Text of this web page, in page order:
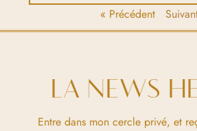
« Précédent
LA NEWS
Entre dans mon cercle privé, et